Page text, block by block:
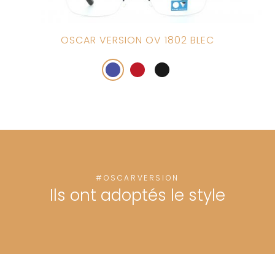
OSCAR VERSION OV 1802 BLEC
#OSCARVERSION
Ils ont adoptés le style